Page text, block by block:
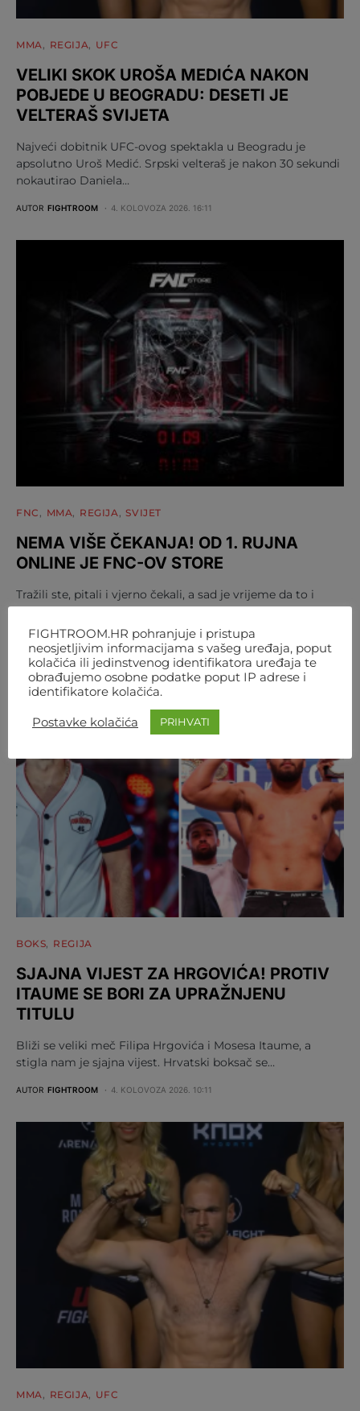
MMA REGIJA UFC
VELIKI SKOK UROŠA MEDIĆA NAKON
POBJEDE U BEOGRADU: DESETI JE
VELTERAŠ SVIJETA
Najveći dobitnik UFC-ovog spektakla u Beogradu je
apsolutno Uroš Medić. Srpski velteraš je nakon 30 sekundi
nokautirao Daniela…
AUTOR FIGHTROOM 4. KOLOVOZA 2026. 16:11
FNC MMA REGIJA SVIJET
NEMA VIŠE ČEKANJA! OD 1. RUJNA
ONLINE JE FNC-OV STORE
Tražili ste, pitali i vjerno čekali, a sad je vrijeme da to i
dobijete: FNC store je službeno…
AUTOR FIGHTROOM 4. KOLOVOZA 2026. 12:07
BOKS REGIJA
SJAJNA VIJEST ZA HRGOVIĆA! PROTIV
ITAUME SE BORI ZA UPRAŽNJENU
TITULU
Bliži se veliki meč Filipa Hrgovića i Mosesa Itaume, a
stigla nam je sjajna vijest. Hrvatski boksač se…
AUTOR FIGHTROOM 4. KOLOVOZA 2026. 10:11
MMA REGIJA UFC
FIGHTROOM.HR pohranjuje i pristupa
neosjetljivim informacijama s vašeg uređaja, poput
kolačića ili jedinstvenog identifikatora uređaja te
obrađujemo osobne podatke poput IP adrese i
identifikatore kolačića.
Postavke kolačića PRIHVATI